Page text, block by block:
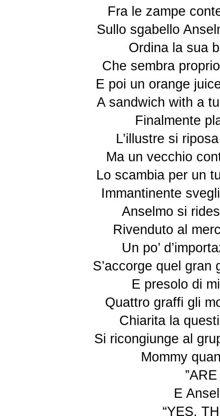
Fra le zampe
Sullo sgabello
Ordina la sua
Che sembra
E poi un orange
A sandwich with a
Finalmente
L’illustre si
Ma un vecchio
Lo scambia per un
Immantinente
Anselmo si
Rivenduto al
Un po’
S’accorge quel
E presolo di
Quattro graffi gli
Chiarita la
Si ricongiunge al
Mommy
E
“YES,